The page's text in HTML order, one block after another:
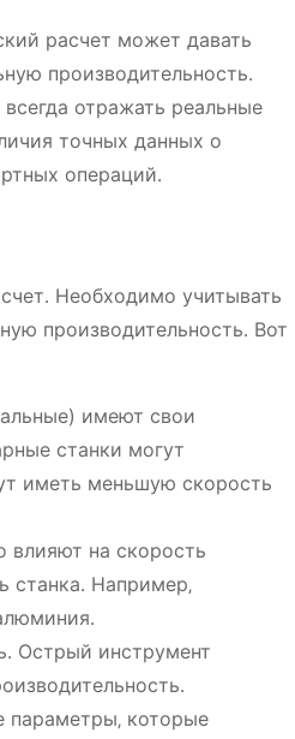
расчет может давать
производительность․
отражать реальные
точных данных о
операций․
Необходимо учитывать
производительность․ Вот
имеют свои
станки могут
иметь меньшую скорость
влияют на скорость
станка․ Например‚
Острый инструмент
параметры‚ которые